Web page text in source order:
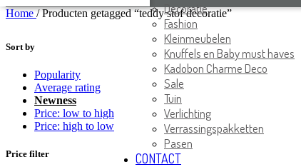
Decoratie
Fashion
Kleinmeubelen
Knuffels en Baby must haves
Kadobon Charme Deco
Sale
Tuin
Verlichting
Verrassingspakketten
Pasen
CONTACT
Home/ Producten getagged “teddy stof decoratie”
Sort by
Popularity
Average rating
Newness
Price: low to high
Price: high to low
Price filter